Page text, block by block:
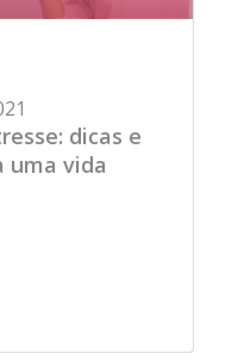
dicas e
uma vida